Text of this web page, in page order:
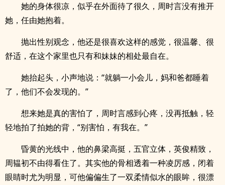
她的身体很凉，似乎在外面待了很久，周时言没有推开
她，任由她抱着。
抛出性别观念，他还是很喜欢这样的感觉，很温馨、很
舒适，在这个家里也只有和妹妹的相处最自在。
她抬起头，小声地说：“就躺一小会儿，妈和爸都睡着
了，他们不会发现的。”
想来她是真的害怕了，周时言感到心疼，没再抵触，轻
轻地拍了拍她的背，“别害怕，有我在。”
昏黄的光线中，他的鼻梁高挺，五官立体，英俊精致，
周韫初不由得看住了。其实他的骨相透着一种凌厉感，闭着
眼睛时尤为明显，可他偏偏生了一双柔情似水的眼眸，很漂